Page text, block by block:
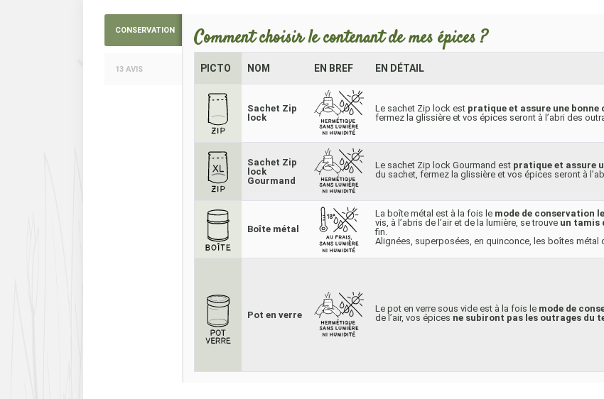
CONSERVATION
13 AVIS
Comment choisir le contenant de mes épices ?
PICTO NOM EN BREF EN DÉTAIL
Sachet Zip
lock
Le sachet Zip lock est pratique et assure une bonne
fermez la glissière et vos épices seront à l’abri des
Sachet Zip
lock
Gourmand
Le sachet Zip lock Gourmand est pratique et assure
du sachet, fermez la glissière et vos épices seront à
Boîte métal
La boîte métal est à la fois le mode de conservation
vis, à l’abris de l’air et de la lumière, se trouve un tamis
fin.
Alignées, superposées, en quinconce, les boîtes métal
Pot en verre
Le pot en verre sous vide est à la fois le mode de
de l’air, vos épices ne subiront pas les outrages du